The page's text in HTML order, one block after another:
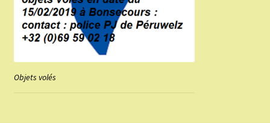
Objets volés